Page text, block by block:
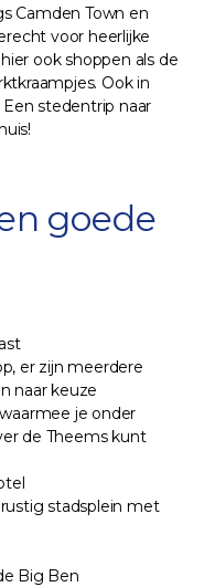
Camden Town en
voor heerlijke
ook shoppen als de
Ook in
stedentrip naar
goede
er zijn meerdere
naar keuze
je onder
de Theems kunt
stadsplein met
Big Ben